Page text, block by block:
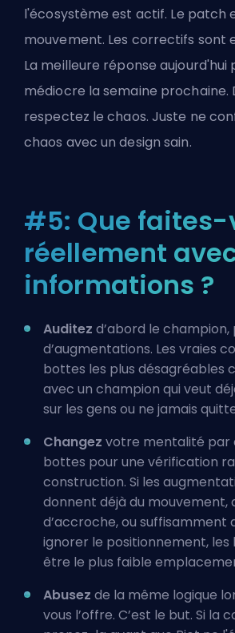
l'écosystème est actif. Le patch
mouvement. Les correctifs sont
La meilleure réponse
médiocre la semaine prochaine.
respectez le chaos. Juste ne
chaos avec un design sain.
#5: Que faites-
réellement
informations ?
Auditez d’abord le champion,
d’augmentations. Les vraies
bottes les plus désagréables
avec un champion qui veut
sur les gens ou ne jamais
Changez votre mentalité par
bottes pour une vérification
construction. Si les
donnent déjà du mouvement,
d’accroche, ou suffisamment
ignorer le positionnement,
être le plus faible
Abusez de la même logique
vous l’offre. C’est le but. Si la